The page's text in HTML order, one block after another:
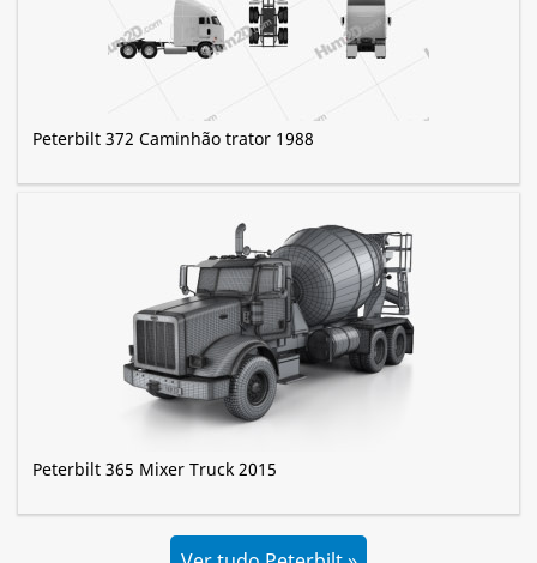
Peterbilt 372 Caminhão trator 1988
Peterbilt 365 Mixer Truck 2015